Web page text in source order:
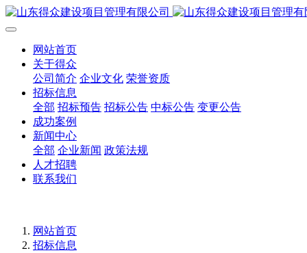
网站首页
关于得众
公司简介 企业文化 荣誉资质
招标信息
全部 招标预告 招标公告 中标公告 变更公告
成功案例
新闻中心
全部 企业新闻 政策法规
人才招聘
联系我们
网站首页
招标信息